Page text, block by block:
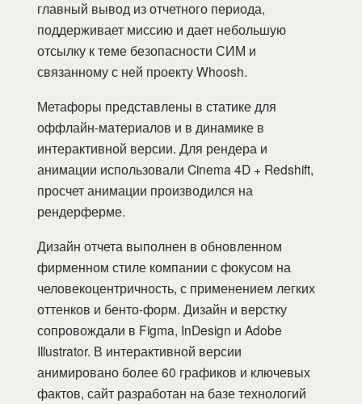
главный вывод из отчетного периода,
поддерживает миссию и дает небольшую
отсылку к теме безопасности СИМ и
связанному с ней проекту Whoosh.
Метафоры представлены в статике для
оффлайн-материалов и в динамике в
интерактивной версии. Для рендера и
анимации использовали Cinema 4D + Redshift,
просчет анимации производился на
рендерферме.
Дизайн отчета выполнен в обновленном
фирменном стиле компании с фокусом на
человекоцентричность, с применением легких
оттенков и бенто-форм. Дизайн и верстку
сопровождали в Figma, InDesign и Adobe
Illustrator. В интерактивной версии
анимировано более 60 графиков и ключевых
фактов, сайт разработан на базе технологий